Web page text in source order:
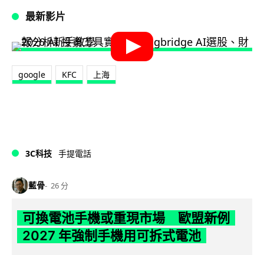
最新影片
google KFC 上海
3C科技 手提電話
藍骨 26 分
可換電池手機或重現市場 歐盟新例
2027 年強制手機用可拆式電池